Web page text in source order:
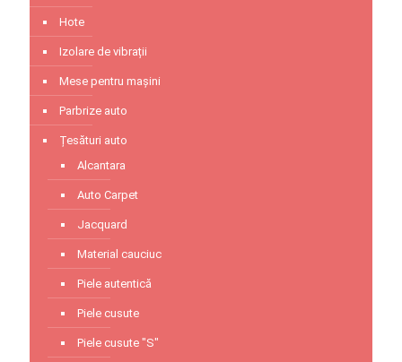
Hote
Izolare de vibrații
Mese pentru mașini
Parbrize auto
Țesături auto
Alcantara
Auto Carpet
Jacquard
Material cauciuc
Piele autentică
Piele cusute
Piele cusute "S"